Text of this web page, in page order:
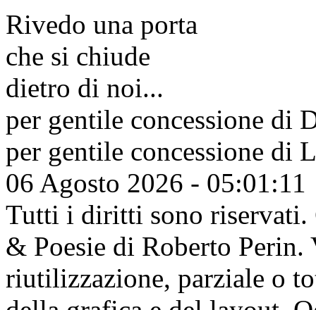
Rivedo una porta
che si chiude
dietro di noi...
per gentile concessione di
per gentile concessione di
06 Agosto 2026 - 05:01:11
Tutti i diritti sono riservati.
& Poesie di Roberto
riutilizzazione, parziale o